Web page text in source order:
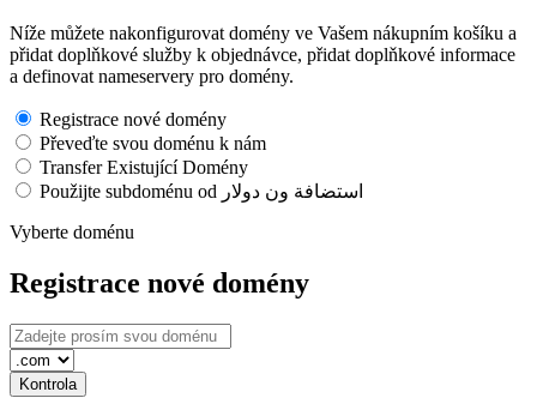
Níže můžete nakonfigurovat domény ve Vašem nákupním košíku a
přidat doplňkové služby k objednávce, přidat doplňkové informace
a definovat nameservery pro domény.
Registrace nové domény
Převeďte svou doménu k nám
Transfer Existující Domény
Použijte subdoménu od استضافة ون دولار
Vyberte doménu
Registrace nové domény
Kontrola